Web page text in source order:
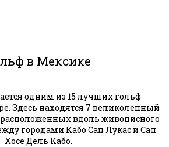
в Мексике
одним из 15 лучших гольф
Здесь находятся 7 великолепный
вдоль живописного
городами Кабо Сан Лукас и Сан
Хосе Дель Кабо.